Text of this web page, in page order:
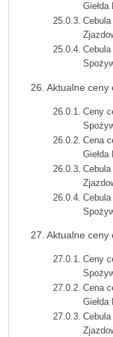
Aktualne ceny
Ceny
Cena
Aktualne ceny
Ceny
Cena